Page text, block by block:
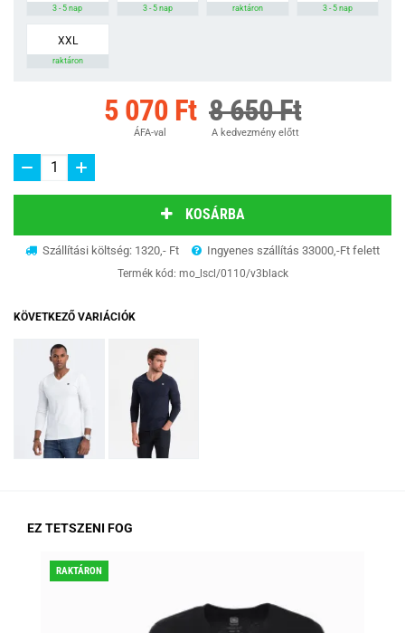
3 - 5 nap 3 - 5 nap raktáron 3 - 5 nap
XXL
raktáron
5 070 Ft
ÁFA-val
8 650 Ft
A kedvezmény előtt
KOSÁRBA
Szállítási költség: 1320,- Ft Ingyenes szállítás 33000,-Ft felett
Termék kód: mo_lscl/0110/v3black
KÖVETKEZŐ VARIÁCIÓK
EZ TETSZENI FOG
RAKTÁRON